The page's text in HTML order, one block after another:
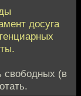
досуга
свободных (в